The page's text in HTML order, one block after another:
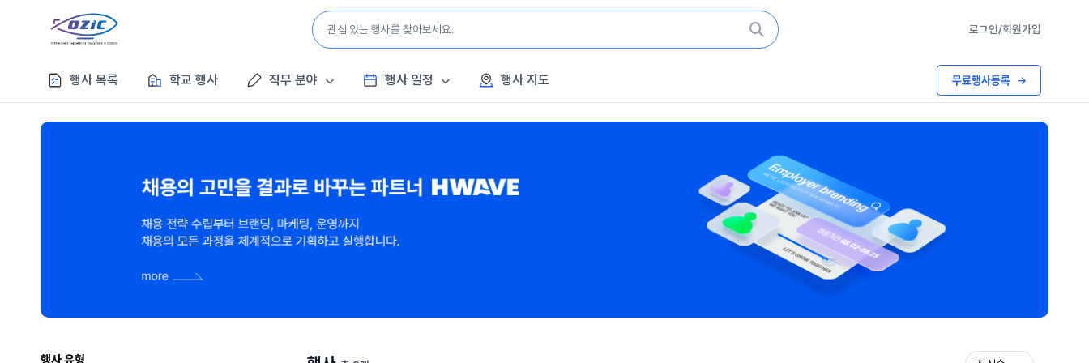
로그인/회원가입
행사 목록 학교 행사 직무 분야 행사 일정 행사 지도 무료행사등록
행사 유형